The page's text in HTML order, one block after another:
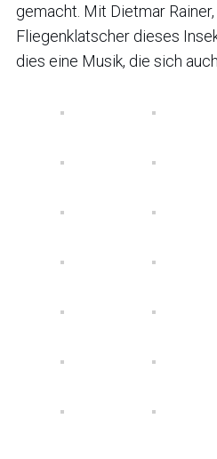
gemacht. Mit Dietmar
Fliegenklatscher dieses
dies eine Musik, die sich